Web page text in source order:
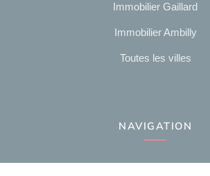
Immobilier Gaillard
Immobilier Ambilly
Toutes les villes
NAVIGATION